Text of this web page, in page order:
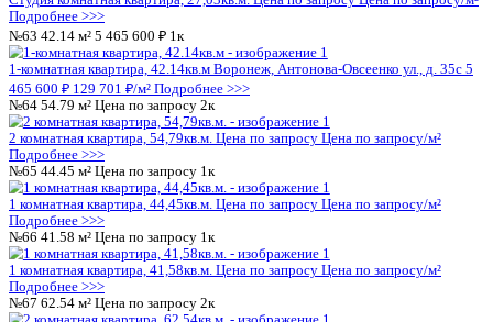
529 600 ₽ 129 925 ₽/м² Подробнее >>>
№29 27.03 м² Цена по запросу
Студия комнатная квартира, 27,03кв.м. Цена по запросу Цена
Подробнее >>>
№30 27.12 м² Цена по запросу Студия
Студия комнатная квартира, 27,12кв.м.
Подробнее >>>
4
№31 27.12 м²
Студия комнатная квартира, 27,12кв.м. Цена по запросу
Подробнее >>>
№32 27.03 м² Цена по запросу